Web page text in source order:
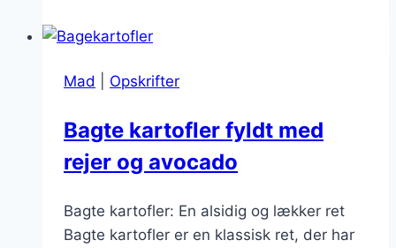
ost
grøntsager
sundhed
Mad Opskrifter
Bagte kartofler fyldt med
rejer og avocado
Bagte kartofler: En alsidig og lækker ret
Bagte kartofler er en klassisk ret, der har